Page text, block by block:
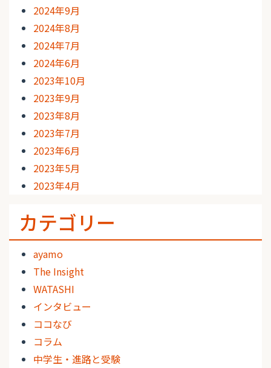
2024年9月
2024年8月
2024年7月
2024年6月
2023年10月
2023年9月
2023年8月
2023年7月
2023年6月
2023年5月
2023年4月
カテゴリー
ayamo
The Insight
WATASHI
インタビュー
ココなび
コラム
中学生・進路と受験